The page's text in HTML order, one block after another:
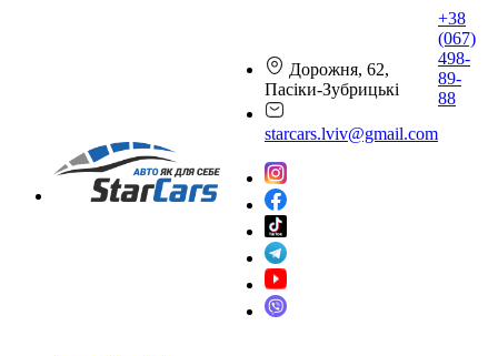
Дорожня, 62,
Пасіки-Зубрицькі
starcars.lviv@gmail.com
+38
(067)
498-
89-
88